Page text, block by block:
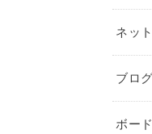
ネッ
ブロ
ボー